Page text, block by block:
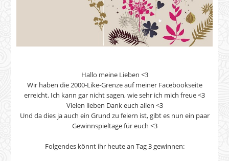
Hallo meine Lieben <3
Wir haben die 2000-Like-Grenze auf meiner Facebookseite
erreicht. Ich kann gar nicht sagen, wie sehr ich mich freue <3
Vielen lieben Dank euch allen <3
Und da dies ja auch ein Grund zu feiern ist, gibt es nun ein paar
Gewinnspieltage für euch <3
Folgendes könnt ihr heute an Tag 3 gewinnen: